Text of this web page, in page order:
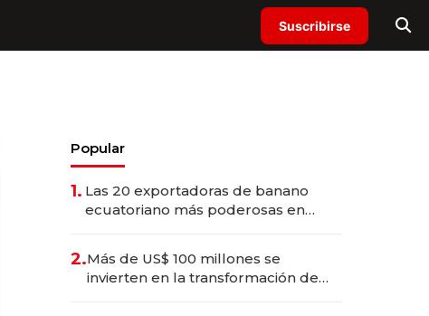
Suscribirse
Popular
1. Las 20 exportadoras de banano
ecuatoriano más poderosas en
2.Más de US$ 100 millones se
invierten en la transformación de